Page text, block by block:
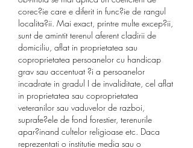
corec?ie care e diferit in func?ie de rangul
localita?ii. Mai exact, printre multe excep?ii,
sunt de amintit terenul aferent cladirii de
domiciliu, aflat in proprietatea sau
coproprietatea persoanelor cu handicap
grav sau accentuat ?i a persoanelor
incadrate in gradul I de invaliditate, cel aflat
in proprietatea sau coproprietatea
veteranilor sau vaduvelor de razboi,
suprafe?ele de fond forestier, terenurile
apar?inand cultelor religioase etc. Daca
reprezentati o institutie media sau o